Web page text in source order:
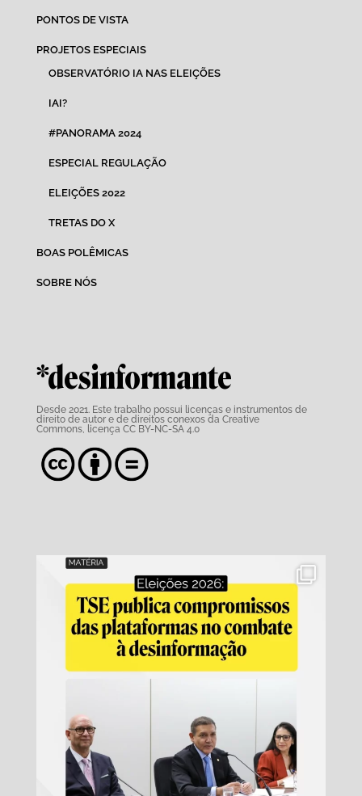
PONTOS DE VISTA
PROJETOS ESPECIAIS
OBSERVATÓRIO IA NAS ELEIÇÕES
IAI?
#PANORAMA 2024
ESPECIAL REGULAÇÃO
ELEIÇÕES 2022
TRETAS DO X
BOAS POLÊMICAS
SOBRE NÓS
*desinformante
Desde 2021. Este trabalho possui licenças e instrumentos de
direito de autor e de direitos conexos da Creative
Commons, licença CC BY-NC-SA 4.0